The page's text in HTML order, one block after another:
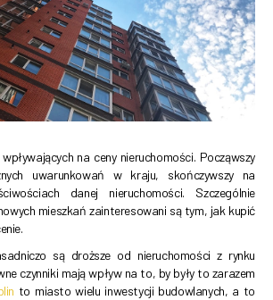
na ceny nieruchomości. Począwszy
uwarunkowań w kraju, skończywszy na
danej nieruchomości. Szczególnie
mieszkań zainteresowani są tym, jak kupić
są droższe od nieruchomości z rynku
czynniki mają wpływ na to, by były to zarazem
to miasto wielu inwestycji budowlanych, a to